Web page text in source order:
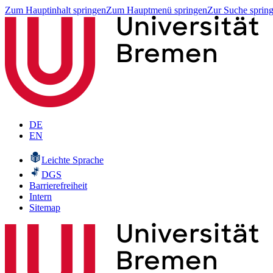
Zum Hauptinhalt springenZum Hauptmenü springenZur Suche
DE
EN
Leichte Sprache
DGS
Barrierefreiheit
Intern
Sitemap